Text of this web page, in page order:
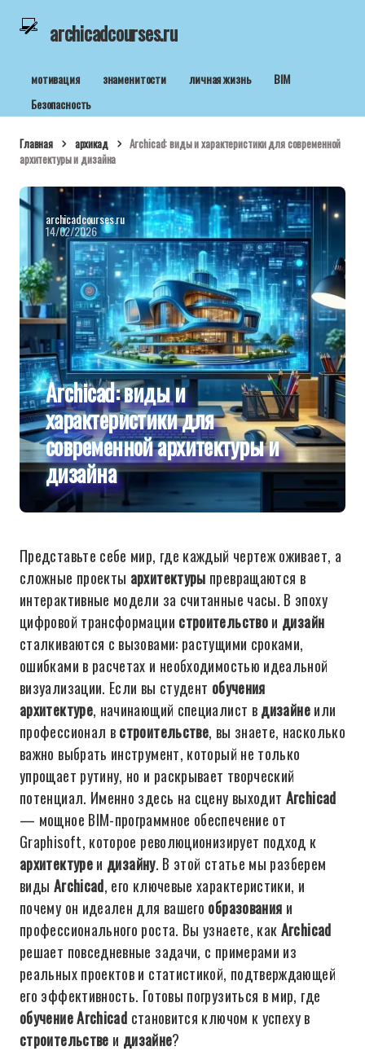
archicadcourses.ru
мотивация знаменитости личная жизнь
BIM
Безопасность
Главная архикад
Archicad: виды и характеристики для современной
архитектуры и дизайна
archicadcourses.ru
14/02/2026
Archicad: виды и
характеристики для
современной архитектуры и
дизайна
Представьте себе мир, где каждый чертеж оживает, а
сложные проекты архитектуры превращаются в
интерактивные модели за считанные часы. В эпоху
цифровой трансформации строительствои дизайн
сталкиваются с вызовами: растущими сроками,
ошибками в расчетах и необходимостью идеальной
визуализации. Если вы студент обучения
архитектуре, начинающий специалист вдизайнеили
профессионал встроительстве, вы знаете, насколько
важно выбрать инструмент, который не только
упрощает рутину, но и раскрывает творческий
потенциал. Именно здесь на сцену выходит Archicad
— мощное BIM-программное обеспечение от
Graphisoft, которое революционизирует подход к
архитектуреи дизайну. В этой статье мы разберем
виды Archicad, его ключевые характеристики, и
почему он идеален для вашего образования и
профессионального роста. Вы узнаете, какArchicad
решает повседневные задачи, с примерами из
реальных проектов и статистикой, подтверждающей
его эффективность. Готовы погрузиться в мир, где
обучениеArchicad становится ключом к успеху в
строительстве и дизайне?